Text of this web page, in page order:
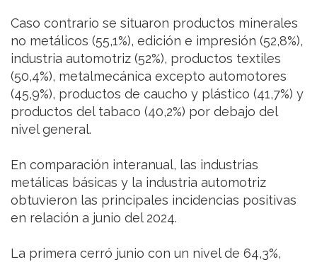
Caso contrario se situaron productos minerales
no metálicos (55,1%), edición e impresión (52,8%),
industria automotriz (52%), productos textiles
(50,4%), metalmecánica excepto automotores
(45,9%), productos de caucho y plástico (41,7%) y
productos del tabaco (40,2%) por debajo del
nivel general.
En comparación interanual, las industrias
metálicas básicas y la industria automotriz
obtuvieron las principales incidencias positivas
en relación a junio del 2024.
La primera cerró junio con un nivel de 64,3%,